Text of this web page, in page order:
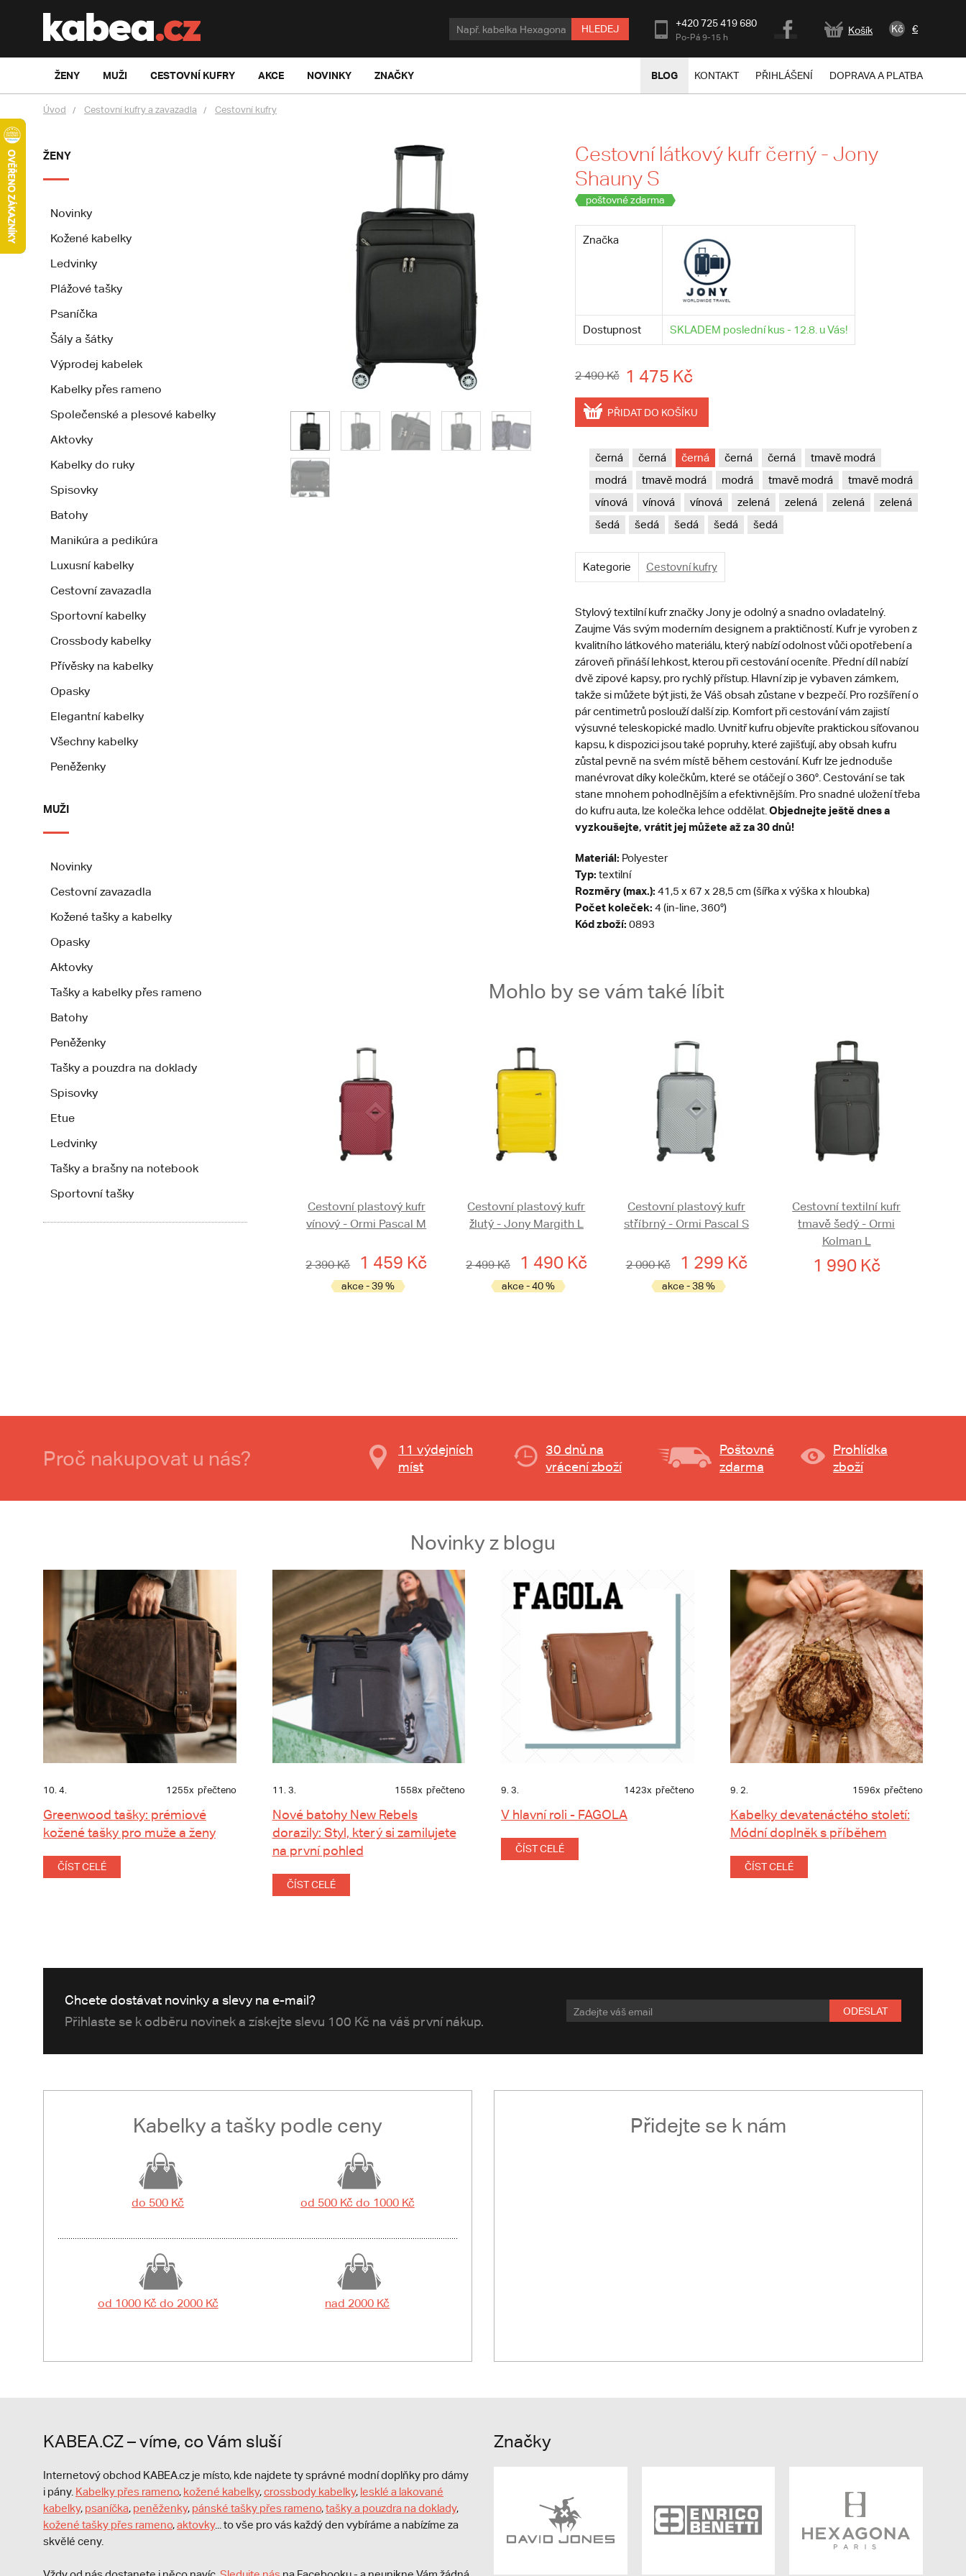
HLEDEJ +420 725 419 680
Po-Pá 9-15 h
Košík Kč €
ŽENY MUŽI CESTOVNÍ KUFRY AKCE NOVINKY ZNAČKY BLOG KONTAKT PŘIHLÁŠENÍ DOPRAVA A PLATBA
Úvod Cestovní kufry a zavazadla Cestovní kufry
ŽENY
Novinky
Kožené kabelky
Ledvinky
Plážové tašky
Psaníčka
Šály a šátky
Výprodej kabelek
Kabelky přes rameno
Společenské a plesové kabelky
Aktovky
Kabelky do ruky
Spisovky
Batohy
Manikúra a pedikúra
Luxusní kabelky
Cestovní zavazadla
Sportovní kabelky
Crossbody kabelky
Přívěsky na kabelky
Opasky
Elegantní kabelky
Všechny kabelky
Peněženky
MUŽI
Novinky
Cestovní zavazadla
Kožené tašky a kabelky
Opasky
Aktovky
Tašky a kabelky přes rameno
Batohy
Peněženky
Tašky a pouzdra na doklady
Spisovky
Etue
Ledvinky
Tašky a brašny na notebook
Sportovní tašky
Cestovní látkový kufr černý - Jony
Shauny S
poštovné zdarma
Značka
Dostupnost SKLADEM poslední kus - 12.8. u Vás!
2 490 Kč 1 475 Kč
PŘIDAT DO KOŠÍKU
černá černá černá černá černá
tmavě modrá
modrá
tmavě modrá modrá tmavě modrá
tmavě modrá
vínová
vínová vínová zelená zelená zelená
zelená
šedá
šedá šedá šedá šedá
Kategorie Cestovní kufry
Stylový textilní kufr značky Jony je odolný a snadno ovladatelný.
Zaujme Vás svým moderním designem a praktičností. Kufr je vyroben z
kvalitního látkového materiálu, který nabízí odolnost vůči opotřebení a
zároveň přináší lehkost, kterou při cestování oceníte. Přední díl nabízí
dvě zipové kapsy, pro rychlý přístup. Hlavní zip je vybaven zámkem,
takže si můžete být jisti, že Váš obsah zůstane v bezpečí. Pro rozšíření o
pár centimetrů poslouží další zip. Komfort při cestování vám zajistí
výsuvné teleskopické madlo. Uvnitř kufru objevíte praktickou síťovanou
kapsu, k dispozici jsou také popruhy, které zajišťují, aby obsah kufru
zůstal pevně na svém místě během cestování. Kufr lze jednoduše
manévrovat díky kolečkům, které se otáčejí o 360°. Cestování se tak
stane mnohem pohodlnějším a efektivnějším. Pro snadné uložení třeba
do kufru auta, lze kolečka lehce oddělat. Objednejte ještě dnes a
vyzkoušejte, vrátit jej můžete až za 30 dnů!
Materiál: Polyester
Typ: textilní
Rozměry (max.): 41,5 x 67 x 28,5 cm (šířka x výška x hloubka)
Počet koleček: 4 (in-line, 360°)
Kód zboží: 0893
Mohlo by se vám také líbit
Cestovní plastový kufr
vínový - Ormi Pascal M
2 390 Kč 1 459 Kč
akce - 39 %
Cestovní plastový kufr
žlutý - Jony Margith L
2 499 Kč 1 490 Kč
akce - 40 %
Cestovní plastový kufr
stříbrný - Ormi Pascal S
2 090 Kč 1 299 Kč
akce - 38 %
Cestovní textilní kufr
tmavě šedý - Ormi
Kolman L
1 990 Kč
Proč nakupovat u nás?
11 výdejních
míst
30 dnů na
vrácení zboží
Poštovné
zdarma
Prohlídka
zboží
Novinky z blogu
10. 4. 1255x přečteno
Greenwood tašky: prémiové
kožené tašky pro muže a ženy
ČÍST CELÉ
11. 3. 1558x přečteno
Nové batohy New Rebels
dorazily: Styl, který si zamilujete
na první pohled
ČÍST CELÉ
9. 3. 1423x přečteno
V hlavní roli - FAGOLA
ČÍST CELÉ
9. 2. 1596x přečteno
Kabelky devatenáctého století:
Módní doplněk s příběhem
ČÍST CELÉ
Chcete dostávat novinky a slevy na e-mail?
Přihlaste se k odběru novinek a získejte slevu 100 Kč na váš první nákup.
ODESLAT
Kabelky a tašky podle ceny
do 500 Kč od 500 Kč do 1000 Kč
od 1000 Kč do 2000 Kč nad 2000 Kč
Přidejte se k nám
KABEA.CZ – víme, co Vám sluší
Internetový obchod KABEA.cz je místo, kde najdete ty správné modní doplňky pro dámy
i pány. Kabelky přes rameno, kožené kabelky,crossbody kabelky, lesklé a lakované
kabelky, psaníčka, peněženky, pánské tašky přes rameno,tašky a pouzdra na doklady,
kožené tašky přes rameno,aktovky... to vše pro vás každý den vybíráme a nabízíme za
skvělé ceny.
Značky